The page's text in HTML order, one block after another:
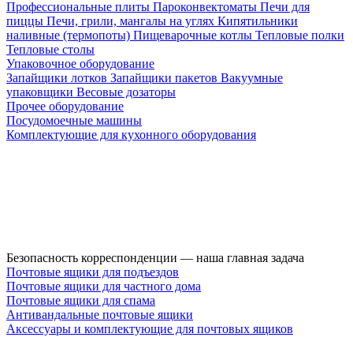
Профессиональные плиты Пароконвектоматы Печи для
пиццы Печи, грили, мангалы на углях Кипятильники
наливные (термопоты) Пищеварочные котлы Тепловые полки
Тепловые столы
Упаковочное оборудование
Запайщики лотков Запайщики пакетов Вакуумные
упаковщики Весовые дозаторы
Прочее оборудование
Посудомоечные машины
Комплектующие для кухонного оборудования
Безопасность корреспонденции — наша главная задача
Почтовые ящики для подъездов
Почтовые ящики для частного дома
Почтовые ящики для спама
Антивандальные почтовые ящики
Аксессуары и комплектующие для почтовых ящиков